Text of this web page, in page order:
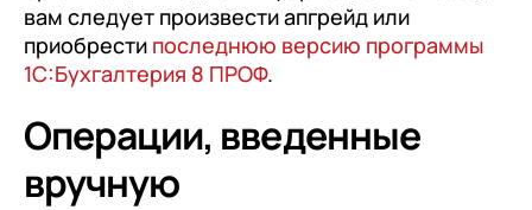
вам следует произвести апгрейд или
приобрести последнюю версию программы
1С:Бухгалтерия 8 ПРОФ.
Операции, введенные
вручную
1С-ЭДО
1С:Контрагент
1С:Фреш
Доки 1С